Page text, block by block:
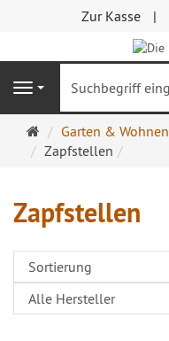
Zur Kasse
Navigation
Startseite
Garten & Wohnen
Zapfstellen
Zapfstellen